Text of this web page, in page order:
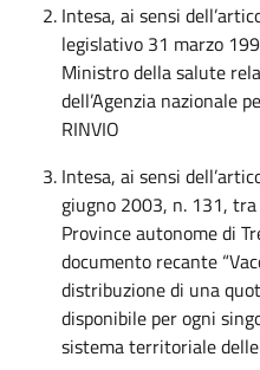
Intesa, ai sensi
legislativo 31 marzo
Ministro della salute
dell’Agenzia nazionale
RINVIO
Intesa, ai sensi
giugno 2003, n. 131,
Province autonome di
documento recante
distribuzione di una
disponibile per ogni
sistema territoriale delle